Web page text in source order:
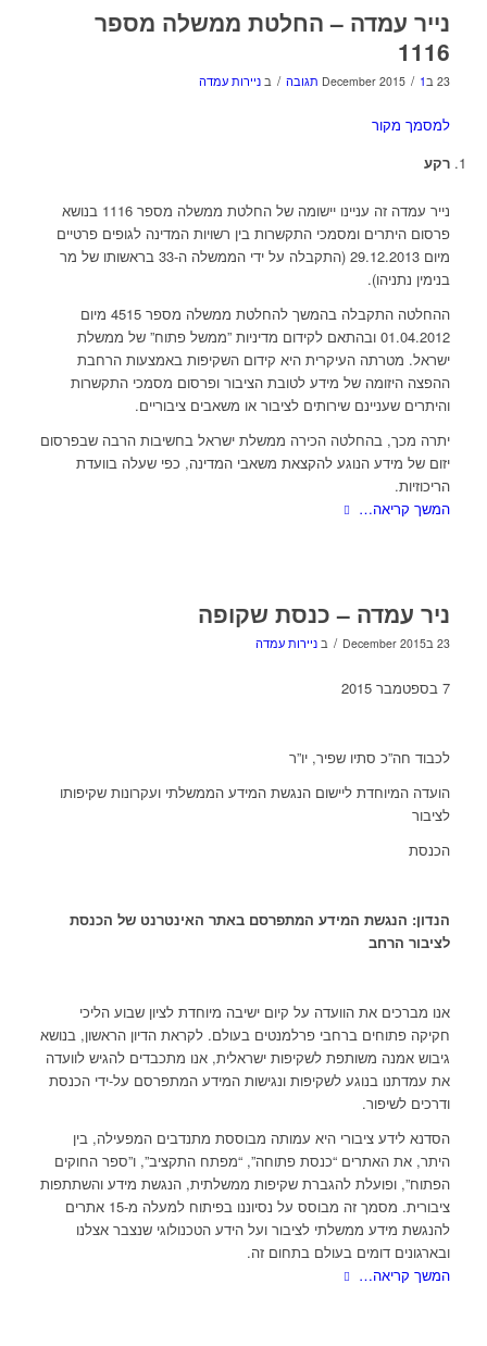
נייר עמדה – החלטת ממשלה מספר
1116
23 בDecember 2015 / 1 תגובה / ב ניירות עמדה
למסמך מקור
רקע
נייר עמדה זה עניינו יישומה של החלטת ממשלה מספר 1116 בנושא
פרסום היתרים ומסמכי התקשרות בין רשויות המדינה לגופים פרטיים
מיום 29.12.2013 (התקבלה על ידי הממשלה ה-33 בראשותו של מר
בנימין נתניהו).
ההחלטה התקבלה בהמשך להחלטת ממשלה מספר 4515 מיום
01.04.2012 ובהתאם לקידום מדיניות ”ממשל פתוח” של ממשלת
ישראל. מטרתה העיקרית היא קידום השקיפות באמצעות הרחבת
ההפצה היזומה של מידע לטובת הציבור ופרסום מסמכי התקשרות
והיתרים שעניינם שירותים לציבור או משאבים ציבוריים.
יתרה מכך, בהחלטה הכירה ממשלת ישראל בחשיבות הרבה שבפרסום
יזום של מידע הנוגע להקצאת משאבי המדינה, כפי שעלה בוועדת
הריכוזיות.
המשך קריאה…
ניר עמדה – כנסת שקופה
23 בDecember 2015 / ב ניירות עמדה
7 בספטמבר 2015
לכבוד חה”כ סתיו שפיר, יו”ר
הועדה המיוחדת ליישום הנגשת המידע הממשלתי ועקרונות שקיפותו
לציבור
הכנסת
הנדון: הנגשת המידע המתפרסם באתר האינטרנט של הכנסת
לציבור הרחב
אנו מברכים את הוועדה על קיום ישיבה מיוחדת לציון שבוע הליכי
חקיקה פתוחים ברחבי פרלמנטים בעולם. לקראת הדיון הראשון, בנושא
גיבוש אמנה משותפת לשקיפות ישראלית, אנו מתכבדים להגיש לוועדה
את עמדתנו בנוגע לשקיפות ונגישות המידע המתפרסם על-ידי הכנסת
ודרכים לשיפור.
הסדנא לידע ציבורי היא עמותה מבוססת מתנדבים המפעילה, בין
היתר, את האתרים “כנסת פתוחה”, “מפתח התקציב”, ו”ספר החוקים
הפתוח”, ופועלת להגברת שקיפות ממשלתית, הנגשת מידע והשתתפות
ציבורית. מסמך זה מבוסס על נסיוננו בפיתוח למעלה מ-15 אתרים
להנגשת מידע ממשלתי לציבור ועל הידע הטכנולוגי שנצבר אצלנו
ובארגונים דומים בעולם בתחום זה.
המשך קריאה…